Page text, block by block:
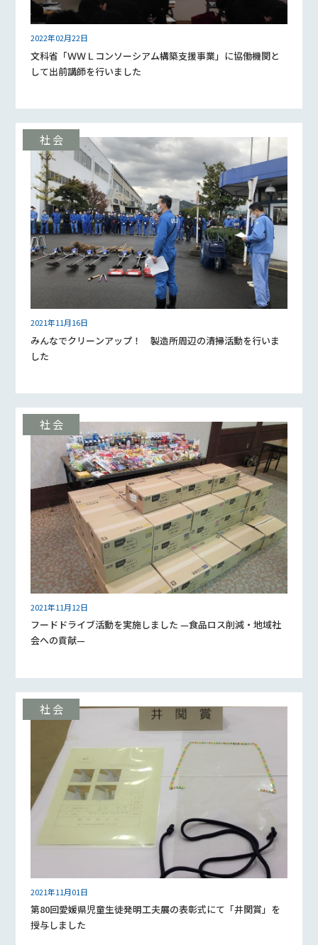
2022年02月22日
文科省「ＷＷＬコンソーシアム構築支援事業」に協働機関と
して出前講師を行いました
2021年11月16日
みんなでクリーンアップ！ 製造所周辺の清掃活動を行いま
した
2021年11月12日
フードドライブ活動を実施しました —食品ロス削減・地域社
会への貢献—
2021年11月01日
第80回愛媛県児童生徒発明工夫展の表彰式にて「井関賞」を
授与しました